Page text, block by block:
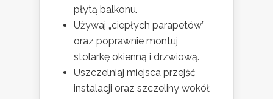
płytą balkonu.
Używaj „ciepłych parapetów”
oraz poprawnie montuj
stolarkę okienną i drzwiową.
Uszczelniaj miejsca przejść
instalacji oraz szczeliny wokół